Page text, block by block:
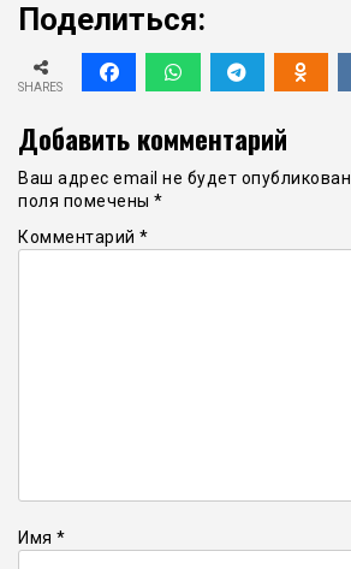
Поделиться:
SHARES
Добавить комментарий
Ваш адрес email не будет опубликован.
поля помечены *
Комментарий *
Имя *